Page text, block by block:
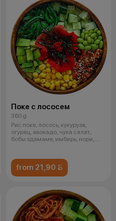
Поке с лососем
360 g
Рис поке, лосось, кукуруза,
огурец, авокадо, чука салат,
бобы эдамаме, имбирь, нори,
from 21,90 